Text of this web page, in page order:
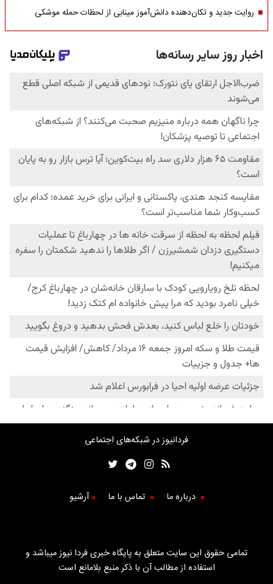
روایت جدید و تکان‌دهنده دانش‌آموز مینابی از لحظات حمله موشکی
فردانیوز در شبکه‌های اجتماعی
درباره ما تماس با ما آرشیو
تمامی حقوق این سایت متعلق به پایگاه خبری فردا نیوز میباشد و
استفاده از مطالب آن با ذکر منبع بلامانع است